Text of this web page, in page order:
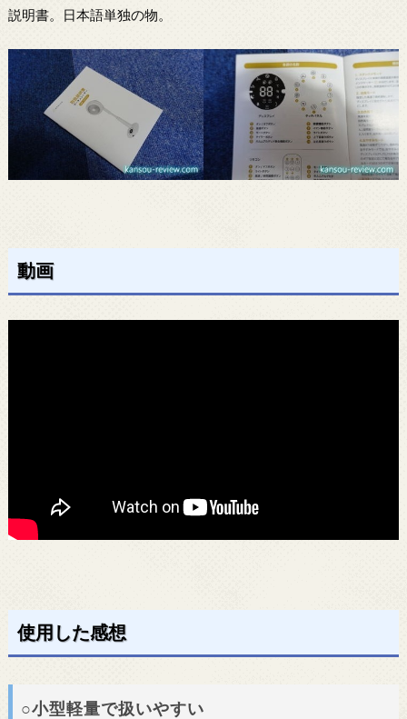
説明書。日本語単独の物。
動画
使用した感想
○小型軽量で扱いやすい